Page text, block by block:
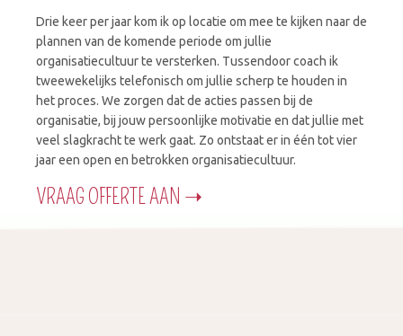
Drie keer per jaar kom ik op locatie om mee te kijken naar de
plannen van de komende periode om jullie
organisatiecultuur te versterken. Tussendoor coach ik
tweewekelijks telefonisch om jullie scherp te houden in
het proces. We zorgen dat de acties passen bij de
organisatie, bij jouw persoonlijke motivatie en dat jullie met
veel slagkracht te werk gaat. Zo ontstaat er in één tot vier
jaar een open en betrokken organisatiecultuur.
VRAAG OFFERTE AAN ➝